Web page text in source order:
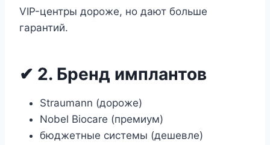
VIP-центры дороже, но дают больше
гарантий.
✔ 2. Бренд имплантов
Straumann (дороже)
Nobel Biocare (премиум)
бюджетные системы (дешевле)